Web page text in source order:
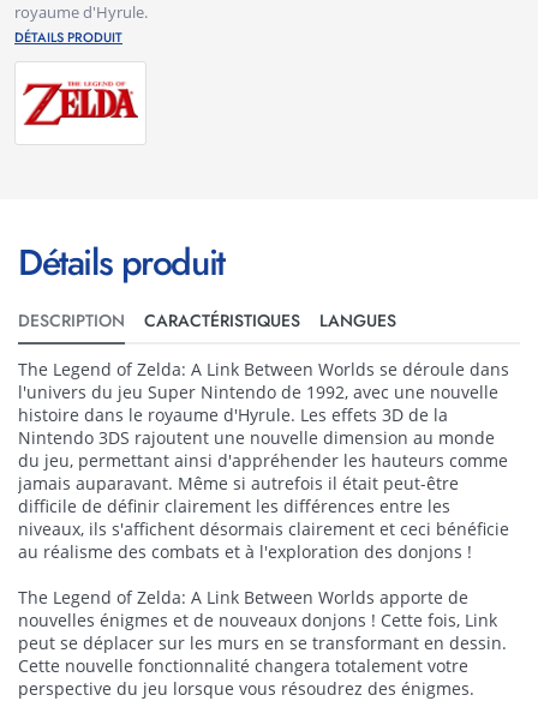
royaume d'Hyrule.
DÉTAILS PRODUIT
Détails produit
DESCRIPTION CARACTÉRISTIQUES LANGUES
The Legend of Zelda: A Link Between Worlds se déroule dans
l'univers du jeu Super Nintendo de 1992, avec une nouvelle
histoire dans le royaume d'Hyrule. Les effets 3D de la
Nintendo 3DS rajoutent une nouvelle dimension au monde
du jeu, permettant ainsi d'appréhender les hauteurs comme
jamais auparavant. Même si autrefois il était peut-être
difficile de définir clairement les différences entre les
niveaux, ils s'affichent désormais clairement et ceci bénéficie
au réalisme des combats et à l'exploration des donjons !
The Legend of Zelda: A Link Between Worlds apporte de
nouvelles énigmes et de nouveaux donjons ! Cette fois, Link
peut se déplacer sur les murs en se transformant en dessin.
Cette nouvelle fonctionnalité changera totalement votre
perspective du jeu lorsque vous résoudrez des énigmes.